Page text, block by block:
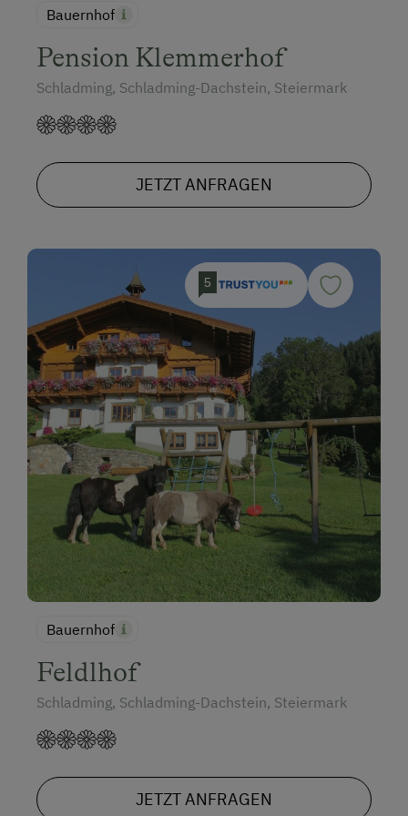
Bauernhof
Pension Klemmerhof
Schladming, Schladming-Dachstein, Steiermark
JETZT ANFRAGEN
5
Bauernhof
Feldlhof
Schladming, Schladming-Dachstein, Steiermark
JETZT ANFRAGEN